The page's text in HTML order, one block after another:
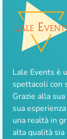
Lale Events è
spettacoli con
Grazie alla
sua
una realtà in
alta qualità